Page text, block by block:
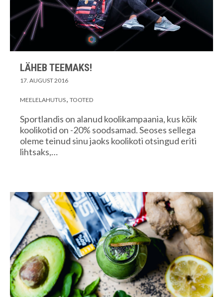
LÄHEB TEEMAKS!
17. AUGUST 2016
MEELELAHUTUS TOOTED
Sportlandis on alanud koolikampaania, kus kõik
koolikotid on -20% soodsamad. Seoses sellega
oleme teinud sinu jaoks koolikoti otsingud eriti
lihtsaks,…